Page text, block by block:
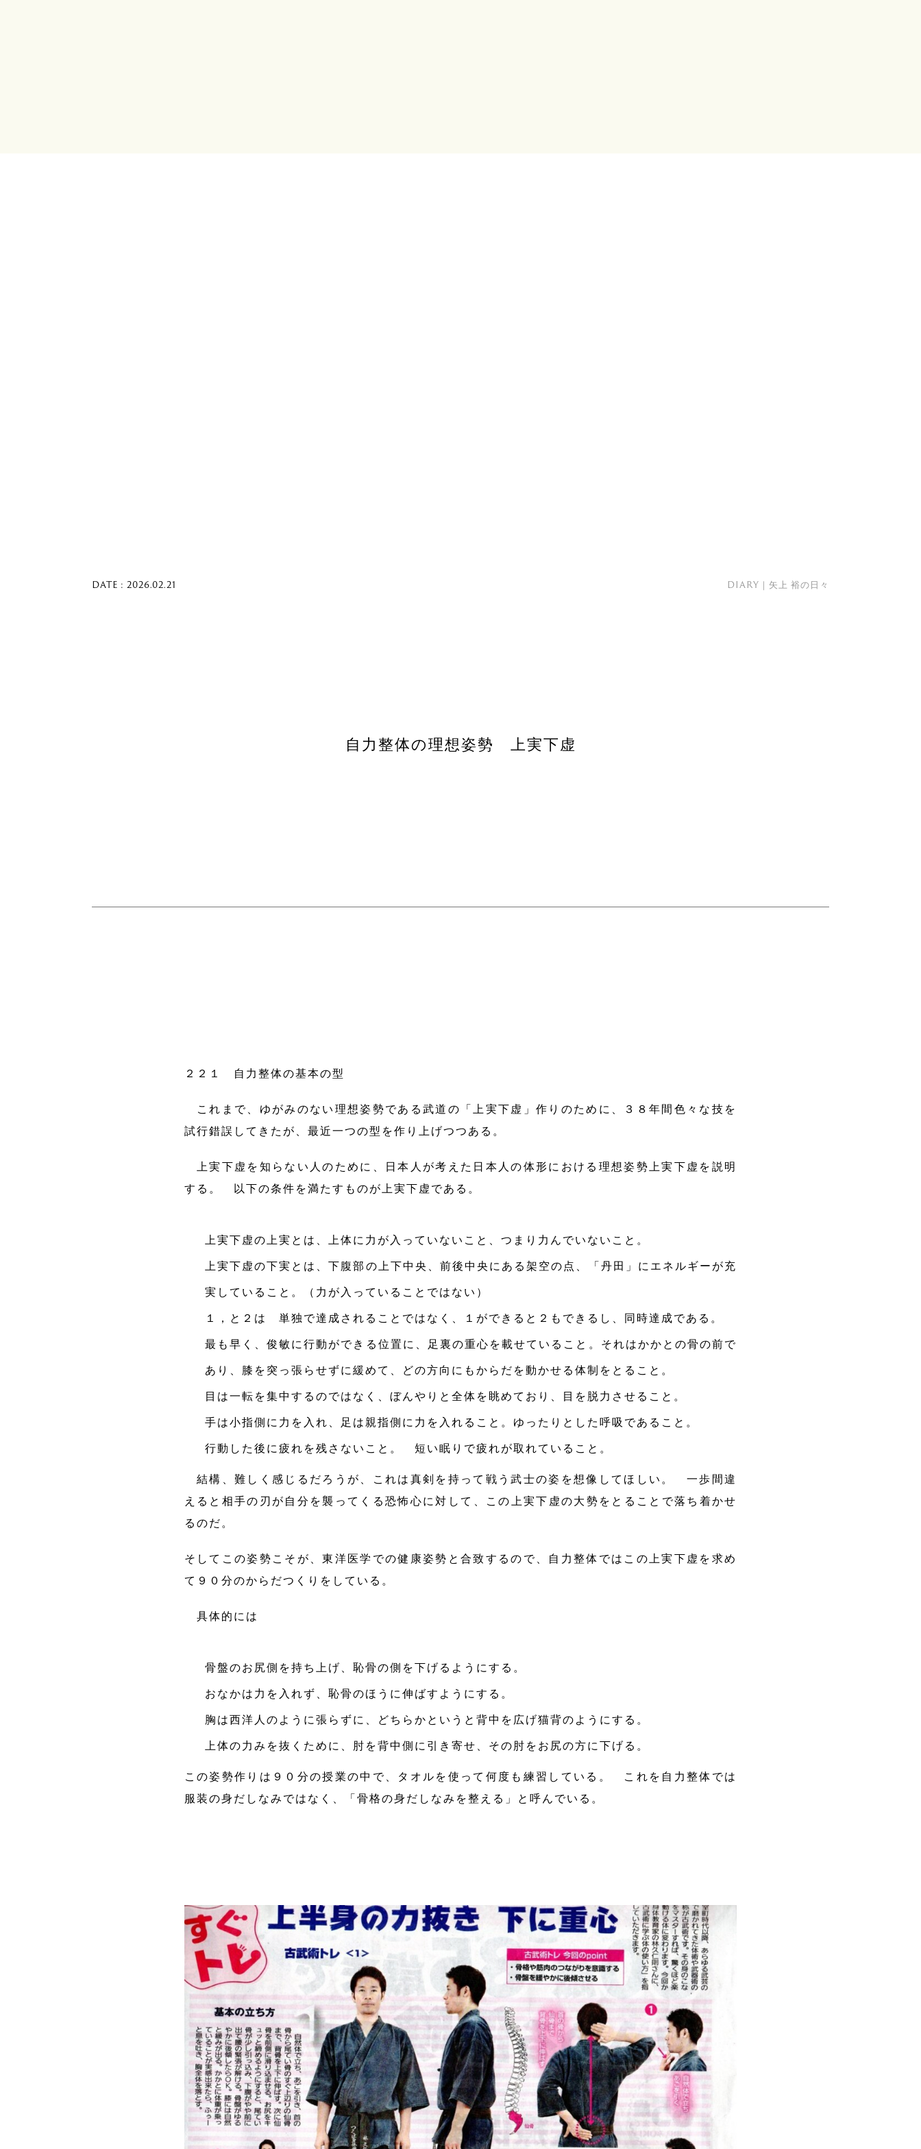
DATE : 2026.02.21 DIARY｜矢上 裕の日々
自力整体の理想姿勢 上実下虚
２２１ 自力整体の基本の型
これまで、ゆがみのない理想姿勢である武道の「上実下虚」作りのために、３８年間色々な技を
試行錯誤してきたが、最近一つの型を作り上げつつある。
上実下虚を知らない人のために、日本人が考えた日本人の体形における理想姿勢上実下虚を説明
する。 以下の条件を満たすものが上実下虚である。
上実下虚の上実とは、上体に力が入っていないこと、つまり力んでいないこと。
上実下虚の下実とは、下腹部の上下中央、前後中央にある架空の点、「丹田」にエネルギーが充
実していること。（力が入っていることではない）
１，と２は 単独で達成されることではなく、１ができると２もできるし、同時達成である。
最も早く、俊敏に行動ができる位置に、足裏の重心を載せていること。それはかかとの骨の前で
あり、膝を突っ張らせずに緩めて、どの方向にもからだを動かせる体制をとること。
目は一転を集中するのではなく、ぼんやりと全体を眺めており、目を脱力させること。
手は小指側に力を入れ、足は親指側に力を入れること。 ゆったりとした呼吸であること。
行動した後に疲れを残さないこと。 短い眠りで疲れが取れていること。
結構、難しく感じるだろうが、これは真剣を持って戦う武士の姿を想像してほしい。 一歩間違
えると相手の刃が自分を襲ってくる恐怖心に対して、この上実下虚の大勢をとることで落ち着かせ
るのだ。
そしてこの姿勢こそが、東洋医学での健康姿勢と合致するので、自力整体ではこの上実下虚を求め
て９０分のからだつくりをしている。
具体的には
骨盤のお尻側を持ち上げ、恥骨の側を下げるようにする。
おなかは力を入れず、恥骨のほうに伸ばすようにする。
胸は西洋人のように張らずに、どちらかというと背中を広げ猫背のようにする。
上体の力みを抜くために、肘を背中側に引き寄せ、その肘をお尻の方に下げる。
この姿勢作りは９０分の授業の中で、タオルを使って何度も練習している。 これを自力整体では
服装の身だしなみではなく、「骨格の身だしなみを整える」と呼んでいる。